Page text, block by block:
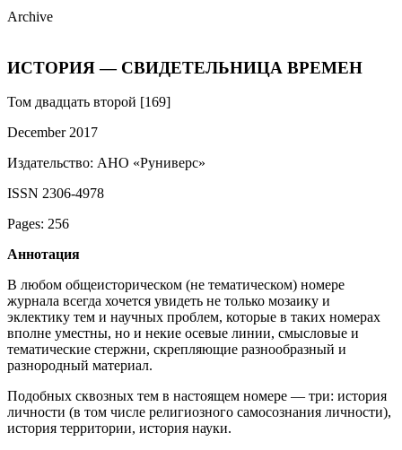
Archive
ИСТОРИЯ — СВИДЕТЕЛЬНИЦА ВРЕМЕН
Том двадцать второй [169]
December 2017
Издательство: АНО «Руниверс»
ISSN 2306-4978
Pages: 256
Аннотация
В любом общеисторическом (не тематическом) номере
журнала всегда хочется увидеть не только мозаику и
эклектику тем и научных проблем, которые в таких номерах
вполне уместны, но и некие осевые линии, смысловые и
тематические стержни, скрепляющие разнообразный и
разнородный материал.
Подобных сквозных тем в настоящем номере — три: история
личности (в том числе религиозного самосознания личности),
история территории, история науки.